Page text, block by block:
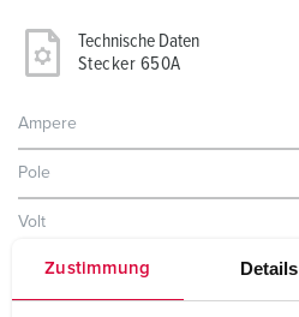
Zustimmung Details
Technische Daten
Stecker 650A
Ampere
Pole
Volt
Uhrzeitstellung